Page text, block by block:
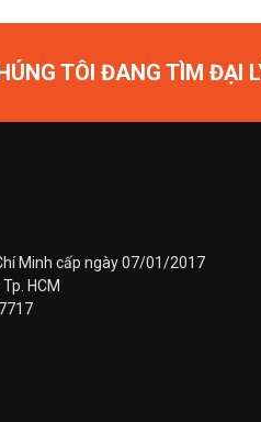
TÔI ĐANG TÌM ĐẠI
Minh cấp ngày 07/01/2017
HCM